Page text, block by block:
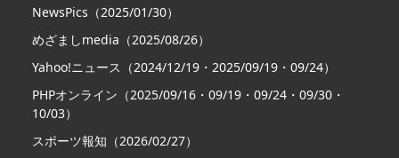
NewsPics（2025/01/30）
めざましmedia（2025/08/26）
Yahoo!ニュース（2024/12/19・2025/09/19・09/24）
PHPオンライン（2025/09/16・09/19・09/24・09/30・
10/03）
スポーツ報知（2026/02/27）